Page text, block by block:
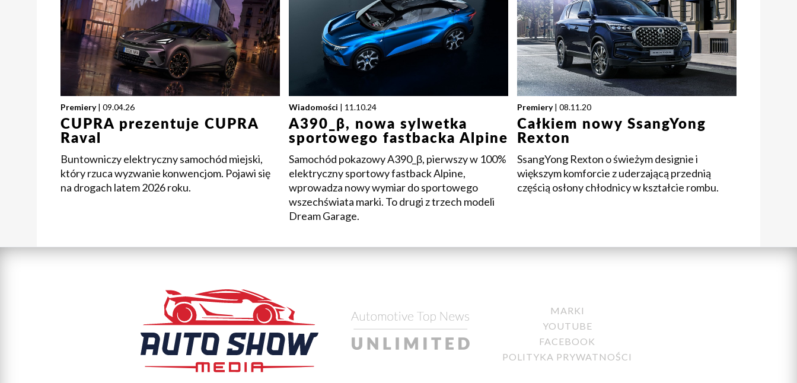
Premiery | 09.04.26
CUPRA prezentuje CUPRA
Raval
Buntowniczy elektryczny samochód miejski,
który rzuca wyzwanie konwencjom. Pojawi się
na drogach latem 2026 roku.
Wiadomości | 11.10.24
A390_β, nowa sylwetka
sportowego fastbacka Alpine
Samochód pokazowy A390_β, pierwszy w 100%
elektryczny sportowy fastback Alpine,
wprowadza nowy wymiar do sportowego
wszechświata marki. To drugi z trzech modeli
Dream Garage.
Premiery | 08.11.20
Całkiem nowy SsangYong
Rexton
SsangYong Rexton o świeżym designie i
większym komforcie z uderzającą przednią
częścią osłony chłodnicy w kształcie rombu.
MARKI
YOUTUBE
FACEBOOK
POLITYKA PRYWATNOŚCI